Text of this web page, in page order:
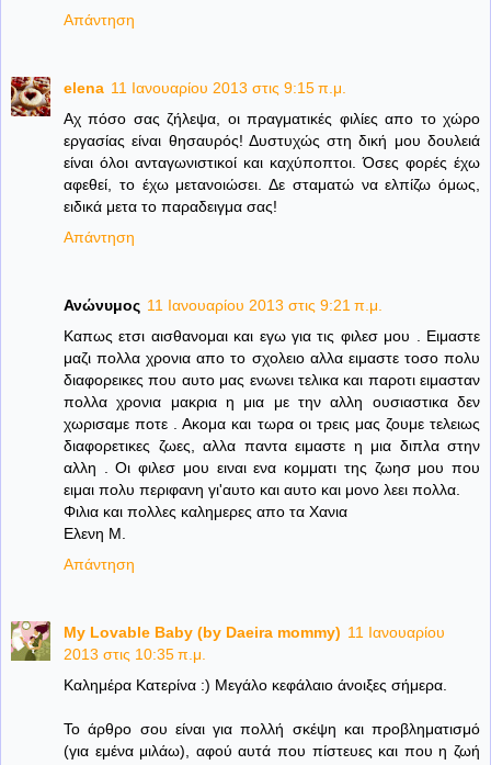
Απάντηση
elena 11 Ιανουαρίου 2013 στις 9:15 π.μ.
Αχ πόσο σας ζήλεψα, οι πραγματικές φιλίες απο το χώρο
εργασίας είναι θησαυρός! Δυστυχώς στη δική μου δουλειά
είναι όλοι ανταγωνιστικοί και καχύποπτοι. Όσες φορές έχω
αφεθεί, το έχω μετανοιώσει. Δε σταματώ να ελπίζω όμως,
ειδικά μετα το παραδειγμα σας!
Απάντηση
Ανώνυμος 11 Ιανουαρίου 2013 στις 9:21 π.μ.
Καπως ετσι αισθανομαι και εγω για τις φιλεσ μου . Ειμαστε
μαζι πολλα χρονια απο το σχολειο αλλα ειμαστε τοσο πολυ
διαφορεικες που αυτο μας ενωνει τελικα και παροτι ειμασταν
πολλα χρονια μακρια η μια με την αλλη ουσιαστικα δεν
χωρισαμε ποτε . Ακομα και τωρα οι τρεις μας ζουμε τελειως
διαφορετικες ζωες, αλλα παντα ειμαστε η μια διπλα στην
αλλη . Οι φιλεσ μου ειναι ενα κομματι της ζωησ μου που
ειμαι πολυ περιφανη γι'αυτο και αυτο και μονο λεει πολλα.
Φιλια και πολλες καλημερες απο τα Χανια
Ελενη Μ.
Απάντηση
My Lovable Baby (by Daeira mommy) 11 Ιανουαρίου
2013 στις 10:35 π.μ.
Καλημέρα Κατερίνα :) Μεγάλο κεφάλαιο άνοιξες σήμερα.
Το άρθρο σου είναι για πολλή σκέψη και προβληματισμό
(για εμένα μιλάω), αφού αυτά που πίστευες και που η ζωή